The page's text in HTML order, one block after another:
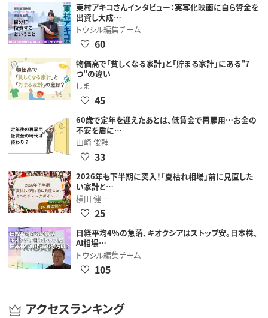
東村アキコさんインタビュー：実写化映画に自ら資金を
出資し大成…
トウシル編集チーム
60
物価高で「貧しくなる家計」と「貯まる家計」にある"7
つ"の違い
しま
45
60歳で定年を迎えたあとは、低賃金で再雇用…お金の
不安を盾に…
山崎 俊輔
33
2026年も下半期に突入！「夏枯れ相場」前に見直した
い家計と…
横田 健一
25
日経平均4％の急落、キオクシアはストップ安。日本株、
AI相場…
トウシル編集チーム
105
アクセスランキング